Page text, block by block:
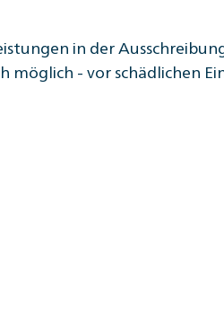
in der
- vor schädlichen